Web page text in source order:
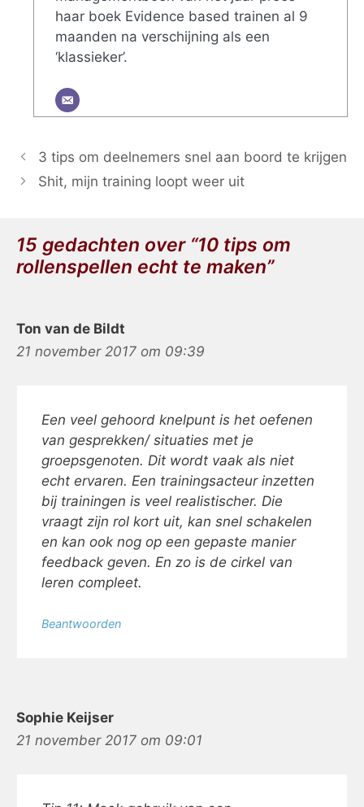
haar boek Evidence based trainen al 9
maanden na verschijning als een
‘klassieker’.
3 tips om deelnemers snel aan boord te krijgen
Shit, mijn training loopt weer uit
15 gedachten over “10 tips om
rollenspellen echt te maken”
Ton van de Bildt
21 november 2017 om 09:39
Een veel gehoord knelpunt is het oefenen
van gesprekken/ situaties met je
groepsgenoten. Dit wordt vaak als niet
echt ervaren. Een trainingsacteur inzetten
bij trainingen is veel realistischer. Die
vraagt zijn rol kort uit, kan snel schakelen
en kan ook nog op een gepaste manier
feedback geven. En zo is de cirkel van
leren compleet.
Beantwoorden
Sophie Keijser
21 november 2017 om 09:01